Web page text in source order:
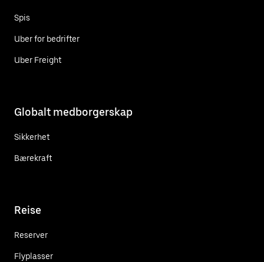
Spis
Uber for bedrifter
Uber Freight
Globalt medborgerskap
Sikkerhet
Bærekraft
Reise
Reserver
Flyplasser